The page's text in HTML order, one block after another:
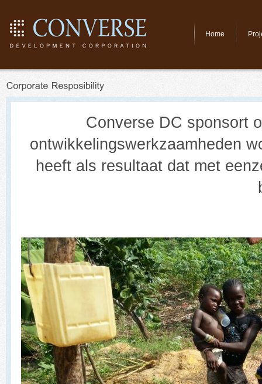
Home
Converse DC sponsort
ontwikkelingswerkzaamheden
heeft als resultaat dat met